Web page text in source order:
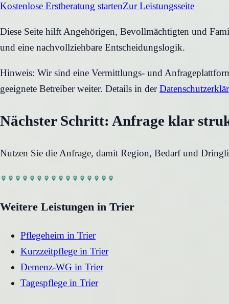
Kostenlose Erstberatung startenZur Leistungsseite
Diese Seite hilft Angehörigen, Bevollmächtigten und
und eine nachvollziehbare Entscheidungslogik.
Hinweis: Wir sind eine Vermittlungs- und
geeignete Betreiber weiter. Details in der
Nächster Schritt: Anfrage klar
Nutzen Sie die Anfrage, damit Region, Bedarf und
Weitere Leistungen in Trier
Pflegeheim in Trier
Kurzzeitpflege in Trier
Demenz-WG in Trier
Tagespflege in Trier